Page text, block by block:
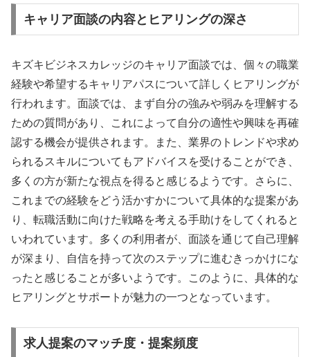
キャリア面談の内容とヒアリングの深さ
キズキビジネスカレッジのキャリア面談では、個々の職業
経験や希望するキャリアパスについて詳しくヒアリングが
行われます。面談では、まず自分の強みや弱みを理解する
ための質問があり、これによって自分の適性や興味を再確
認する機会が提供されます。また、業界のトレンドや求め
られるスキルについてもアドバイスを受けることができ、
多くの方が新たな視点を得ると感じるようです。さらに、
これまでの経験をどう活かすかについて具体的な提案があ
り、転職活動に向けた戦略を考える手助けをしてくれると
いわれています。多くの利用者が、面談を通じて自己理解
が深まり、自信を持って次のステップに進むきっかけにな
ったと感じることが多いようです。このように、具体的な
ヒアリングとサポートが魅力の一つとなっています。
求人提案のマッチ度・提案頻度